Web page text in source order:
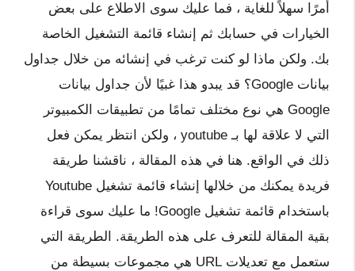
أمرًا سهلاً للغاية ، فما عليك سوى الاطلاع على بعض
الخيارات في حسابك ثم إنشاء قائمة التشغيل الخاصة
بك. ولكن ماذا لو كنت ترغب في إنشائه من خلال جداول
بيانات Google؟ قد يبدو هذا غبيًا لأن جداول بيانات
Google هي نوع مختلف تمامًا من تطبيقات الكمبيوتر
التي لا علاقة لها بـ youtube ، ولكن انتظر يمكن فعل
ذلك في الواقع. هنا في هذه المقالة ، ناقشنا طريقة
فريدة يمكنك من خلالها إنشاء قائمة تشغيل Youtube
باستخدام قائمة تشغيل Google! ما عليك سوى قراءة
بقية المقالة للتعرف على هذه الطريقة. الطريقة التي
ستعمل مع تعديلات URL هي مجموعات بسيطة من